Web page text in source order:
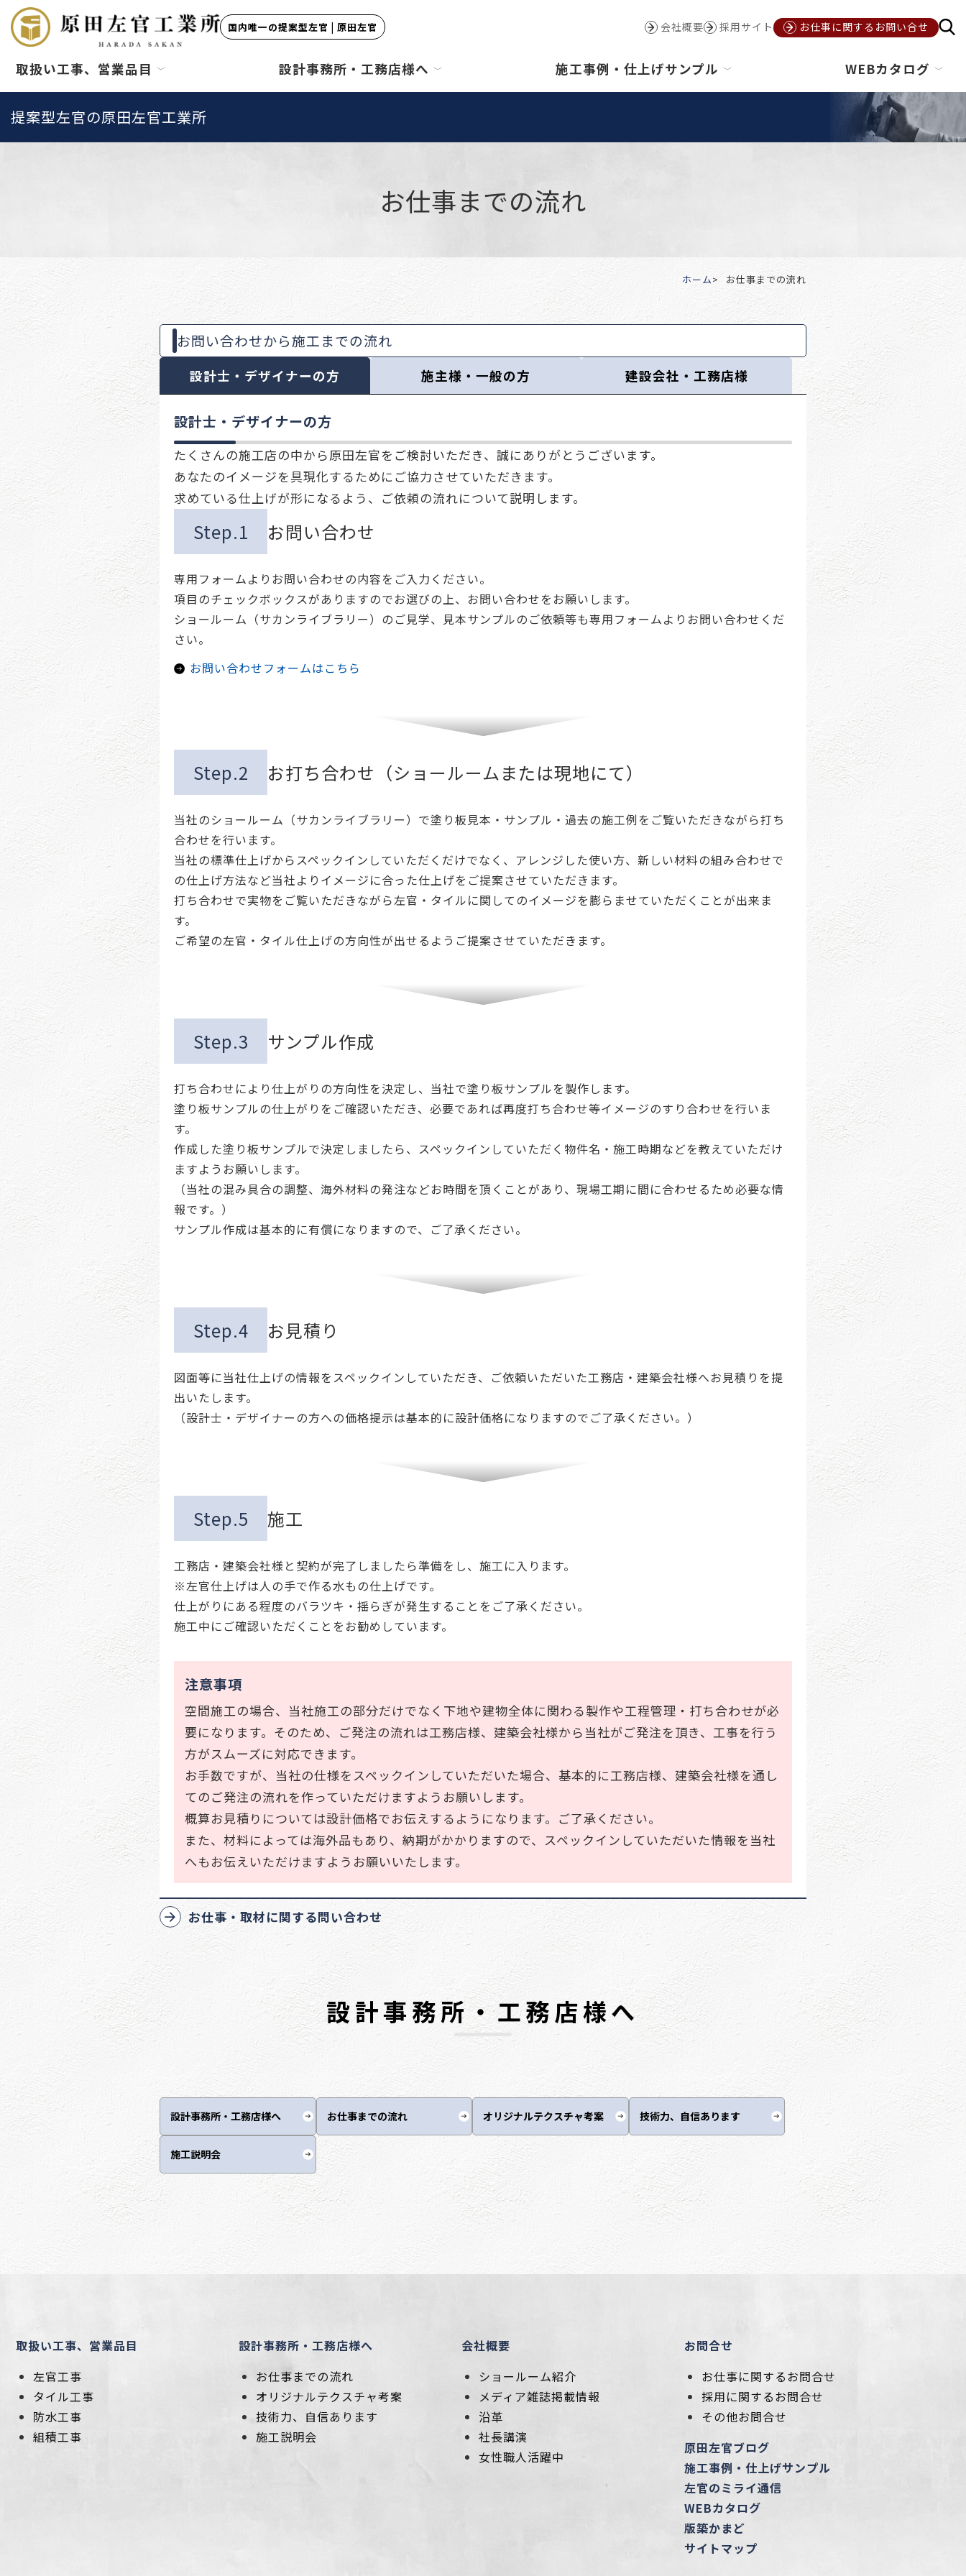
国内唯一の提案型左官 | 原田左官 会社概要 採用サイト お仕事に関するお問い合せ
取扱い工事、営業品目 設計事務所・工務店様へ 施工事例・仕上げサンプル WEBカタログ
提案型左官の原田左官工業所
お仕事までの流れ
ホーム お仕事までの流れ
お問い合わせから施工までの流れ
設計士・デザイナーの方
設計士・デザイナーの方
たくさんの施工店の中から原田左官をご検討いただき、誠にありがとうございます。
あなたのイメージを具現化するためにご協力させていただきます。
求めている仕上げが形になるよう、ご依頼の流れについて説明します。
Step.1 お問い合わせ
専用フォームよりお問い合わせの内容をご入力ください。
項目のチェックボックスがありますのでお選びの上、お問い合わせをお願いします。
ショールーム（サカンライブラリー）のご見学、見本サンプルのご依頼等も専用フォームよりお問い合わせくだ
さい。
お問い合わせフォームはこちら
Step.2 お打ち合わせ（ショールームまたは現地にて）
当社のショールーム（サカンライブラリー）で塗り板見本・サンプル・過去の施工例をご覧いただきながら打ち
合わせを行います。
当社の標準仕上げからスペックインしていただくだけでなく、アレンジした使い方、新しい材料の組み合わせで
の仕上げ方法など当社よりイメージに合った仕上げをご提案させていただきます。
打ち合わせで実物をご覧いただきながら左官・タイルに関してのイメージを膨らませていただくことが出来ま
す。
ご希望の左官・タイル仕上げの方向性が出せるようご提案させていただきます。
Step.3 サンプル作成
打ち合わせにより仕上がりの方向性を決定し、当社で塗り板サンプルを製作します。
塗り板サンプルの仕上がりをご確認いただき、必要であれば再度打ち合わせ等イメージのすり合わせを行いま
す。
作成した塗り板サンプルで決定しましたら、スペックインしていただく物件名・施工時期などを教えていただけ
ますようお願いします。
（当社の混み具合の調整、海外材料の発注などお時間を頂くことがあり、現場工期に間に合わせるため必要な情
報です。）
サンプル作成は基本的に有償になりますので、ご了承ください。
Step.4 お見積り
図面等に当社仕上げの情報をスペックインしていただき、ご依頼いただいた工務店・建築会社様へお見積りを提
出いたします。
（設計士・デザイナーの方への価格提示は基本的に設計価格になりますのでご了承ください。）
Step.5 施工
工務店・建築会社様と契約が完了しましたら準備をし、施工に入ります。
※左官仕上げは人の手で作る水もの仕上げです。
仕上がりにある程度のバラツキ・揺らぎが発生することをご了承ください。
施工中にご確認いただくことをお勧めしています。
注意事項
空間施工の場合、当社施工の部分だけでなく下地や建物全体に関わる製作や工程管理・打ち合わせが必
要になります。そのため、ご発注の流れは工務店様、建築会社様から当社がご発注を頂き、工事を行う
方がスムーズに対応できます。
お手数ですが、当社の仕様をスペックインしていただいた場合、基本的に工務店様、建築会社様を通し
てのご発注の流れを作っていただけますようお願いします。
概算お見積りについては設計価格でお伝えするようになります。ご了承ください。
また、材料によっては海外品もあり、納期がかかりますので、スペックインしていただいた情報を当社
へもお伝えいただけますようお願いいたします。
施主様・一般の方 建設会社・工務店様
お仕事・取材に関する問い合わせ
設計事務所・工務店様へ
設計事務所・工務店様へ お仕事までの流れ オリジナルテクスチャ考案 技術力、自信あります
施工説明会
取扱い工事、営業品目
左官工事
タイル工事
防水工事
組積工事
設計事務所・工務店様へ
お仕事までの流れ
オリジナルテクスチャ考案
技術力、自信あります
施工説明会
会社概要
ショールーム紹介
メディア雑誌掲載情報
沿革
社長講演
女性職人活躍中
お問合せ
お仕事に関するお問合せ
採用に関するお問合せ
その他お問合せ
原田左官ブログ
施工事例・仕上げサンプル
左官のミライ通信
WEBカタログ
版築かまど
サイトマップ